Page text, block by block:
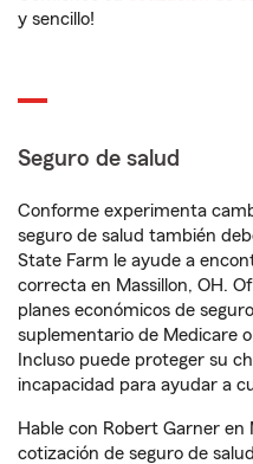
y sencillo!
Seguro de salud
Conforme experimenta
seguro de salud también
State Farm le ayude a
correcta en Massillon, OH.
planes económicos de
suplementario de Medicare
Incluso puede proteger su
incapacidad para ayudar a
Hable con Robert Garner
cotización de seguro de